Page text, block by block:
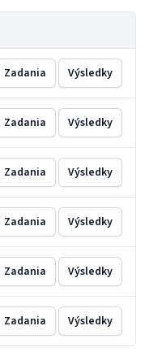
Zadania Výsledky
Zadania Výsledky
Zadania Výsledky
Zadania Výsledky
Zadania Výsledky
Zadania Výsledky